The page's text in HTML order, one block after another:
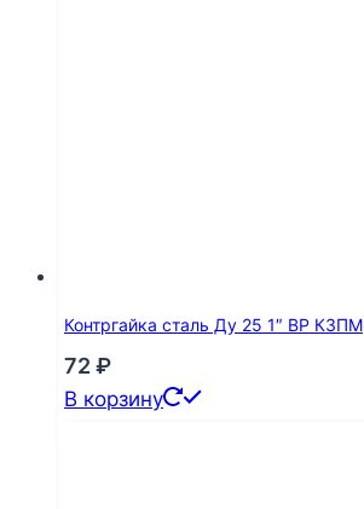
Контргайка сталь Ду 25 1″ ВР КЗПМ
72₽
В корзину